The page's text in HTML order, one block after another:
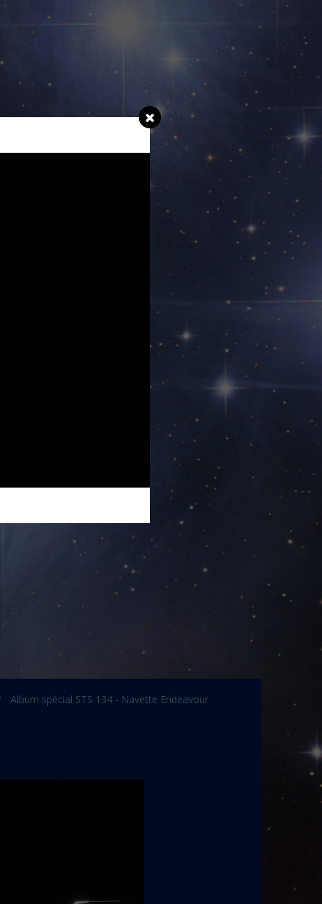
Album spécial STS 134 - Navette Endeavour